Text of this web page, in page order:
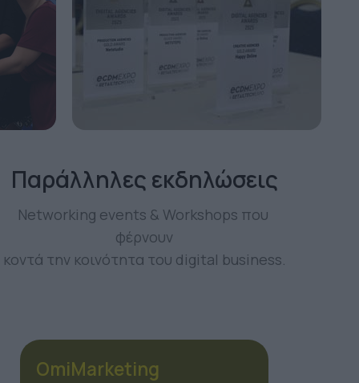
Παράλληλες εκδηλώσεις
Networking events & Workshops που
φέρνουν
κοντά την κοινότητα του digital business.
OmiMarketing